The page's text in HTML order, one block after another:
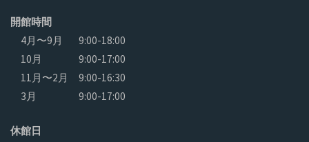
開館時間
4月〜9月
9:00-18:00
10月
9:00-17:00
11月〜2月
9:00-16:30
3月
9:00-17:00
休館日